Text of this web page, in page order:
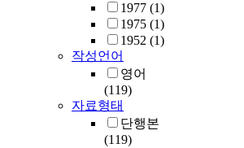
1977 (1)
1975 (1)
1952 (1)
작성언어
영어
(119)
자료형태
단행본
(119)